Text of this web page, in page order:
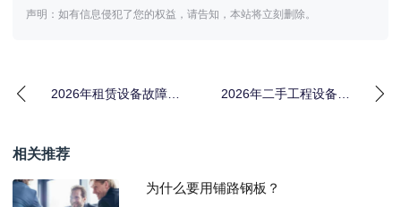
声明：如有信息侵犯了您的权益，请告知，本站将立刻删除。
2026年租赁设备故障应
2026年二手工程设备租
相关推荐
为什么要用铺路钢板？